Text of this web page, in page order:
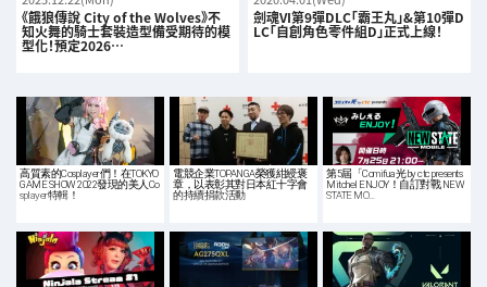
《餓狼傳說 City of the Wolves》不
知火舞的騎士套裝造型備受期待的模
型化！預定2026…
劍魂VI第9彈DLC「霸王丸」&第10彈D
LC「自創角色零件組D」正式上線！
高質素的Cosplayer們！在TOKYO
GAME SHOW 2022發現的美人Co
splayer特輯！
電競企業TOPANGA榮獲紺綬褒
章，以表彰其對日本紅十字會
的持續捐款活動
第5屆「Comifua光 by ctc presents
Mitchel ENJOY！自訂對戰 NEW
STATE MO…